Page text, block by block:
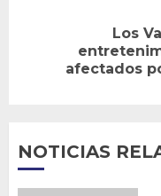
Siguiente
entrada:
Los
afectados
NOTICIAS